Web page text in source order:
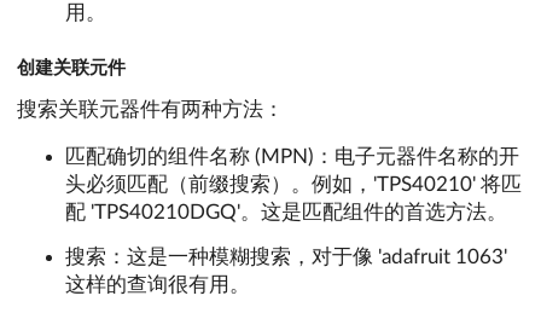
用。
创建关联元件
搜索关联元器件有两种方法：
匹配确切的组件名称 (MPN)：电子元器件名称的开
头必须匹配（前缀搜索）。例如，'TPS40210' 将匹
配 'TPS40210DGQ'。这是匹配组件的首选方法。
搜索：这是一种模糊搜索，对于像 'adafruit 1063'
这样的查询很有用。